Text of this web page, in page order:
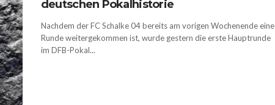
deutschen Pokalhistorie
Nachdem der FC Schalke 04 bereits am vorigen Wochenende eine
Runde weitergekommen ist, wurde gestern die erste Hauptrunde
im DFB-Pokal...